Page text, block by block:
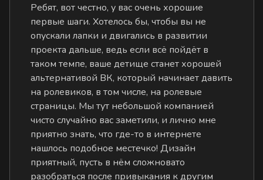
Ребят, вот честно, у вас очень хорошие
первые шаги. Хотелось бы, чтобы вы не
опускали лапки и двигались в развитии
проекта дальше, ведь если всё пойдёт в
таком темпе, ваше детище станет хорошей
альтернативой ВК, который начинает давить
на ролевиков, в том числе, на ролевые
страницы. Мы тут небольшой компанией
чисто случайно вас заметили, и лично мне
приятно знать, что где-то в интернете
нашлось подобное местечко! Дизайн
приятный, пусть в нём сложновато
разобраться после привыкания к другим